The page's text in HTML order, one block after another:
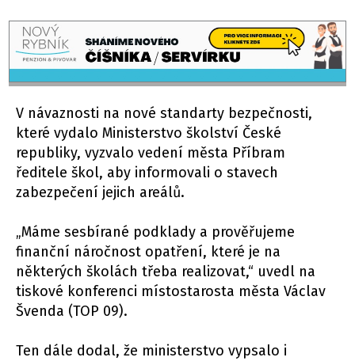
V návaznosti na nové standarty bezpečnosti,
které vydalo Ministerstvo školství České
republiky, vyzvalo vedení města Příbram
ředitele škol, aby informovali o stavech
zabezpečení jejich areálů.
„Máme sesbírané podklady a prověřujeme
finanční náročnost opatření, které je na
některých školách třeba realizovat,“ uvedl na
tiskové konferenci místostarosta města Václav
Švenda (TOP 09).
Ten dále dodal, že ministerstvo vypsalo i